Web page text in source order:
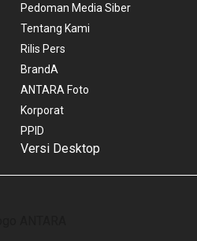
Pedoman Media Siber
Tentang Kami
Rilis Pers
BrandA
ANTARA Foto
Korporat
PPID
Versi Desktop